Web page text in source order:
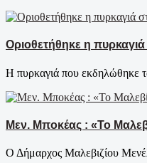
Οριοθετήθηκε η
Η πυρκαγιά που εκδηλώθηκε
Μεν. Μποκέας : «Το
Ο Δήμαρχος Μαλεβιζίου